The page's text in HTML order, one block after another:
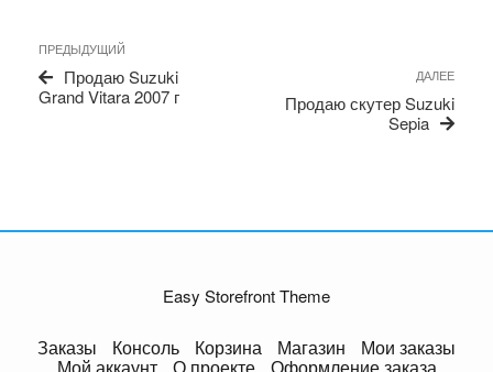
по
записям
Предыдущая
запись
ПРЕДЫДУЩИЙ
Продаю Suzuki
Grand Vitara 2007 г
ДАЛЕЕ
Продаю скутер Suzuki
Sepia
Easy Storefront Theme
Заказы Консоль Корзина Магазин Мои заказы